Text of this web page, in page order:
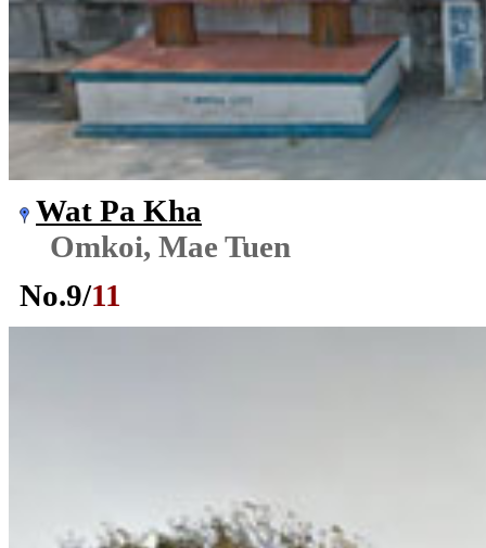
Wat Pa Kha
Omkoi, Mae Tuen
No.9/11